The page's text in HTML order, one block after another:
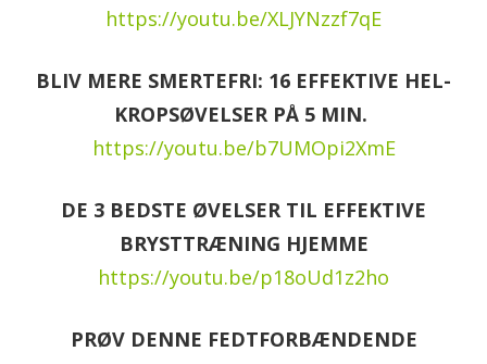
https://youtu.be/XLJYNzzf7qE
BLIV MERE SMERTEFRI: 16 EFFEKTIVE HEL-
KROPSØVELSER PÅ 5 MIN.
https://youtu.be/b7UMOpi2XmE
DE 3 BEDSTE ØVELSER TIL EFFEKTIVE
BRYSTTRÆNING HJEMME
https://youtu.be/p18oUd1z2ho
PRØV DENNE FEDTFORBÆNDENDE